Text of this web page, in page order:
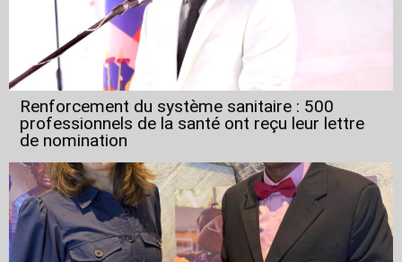
Renforcement du système sanitaire : 500
professionnels de la santé ont reçu leur lettre
de nomination